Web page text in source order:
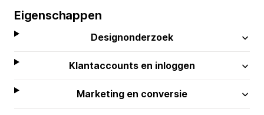
Eigenschappen
Designonderzoek
Klantaccounts en inloggen
Marketing en conversie